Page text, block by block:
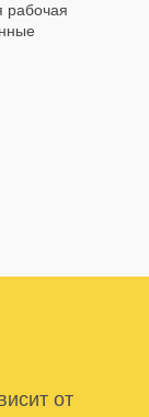
рабочая
от